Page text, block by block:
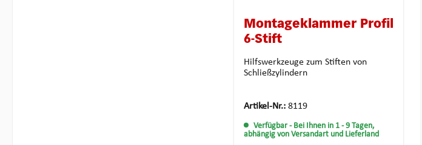
Montageklammer Profil
6-Stift
Hilfswerkzeuge zum Stiften von
Schließzylindern
Artikel-Nr.: 8119
Verfügbar - Bei Ihnen in 1 - 9 Tagen,
abhängig von Versandart und Lieferland